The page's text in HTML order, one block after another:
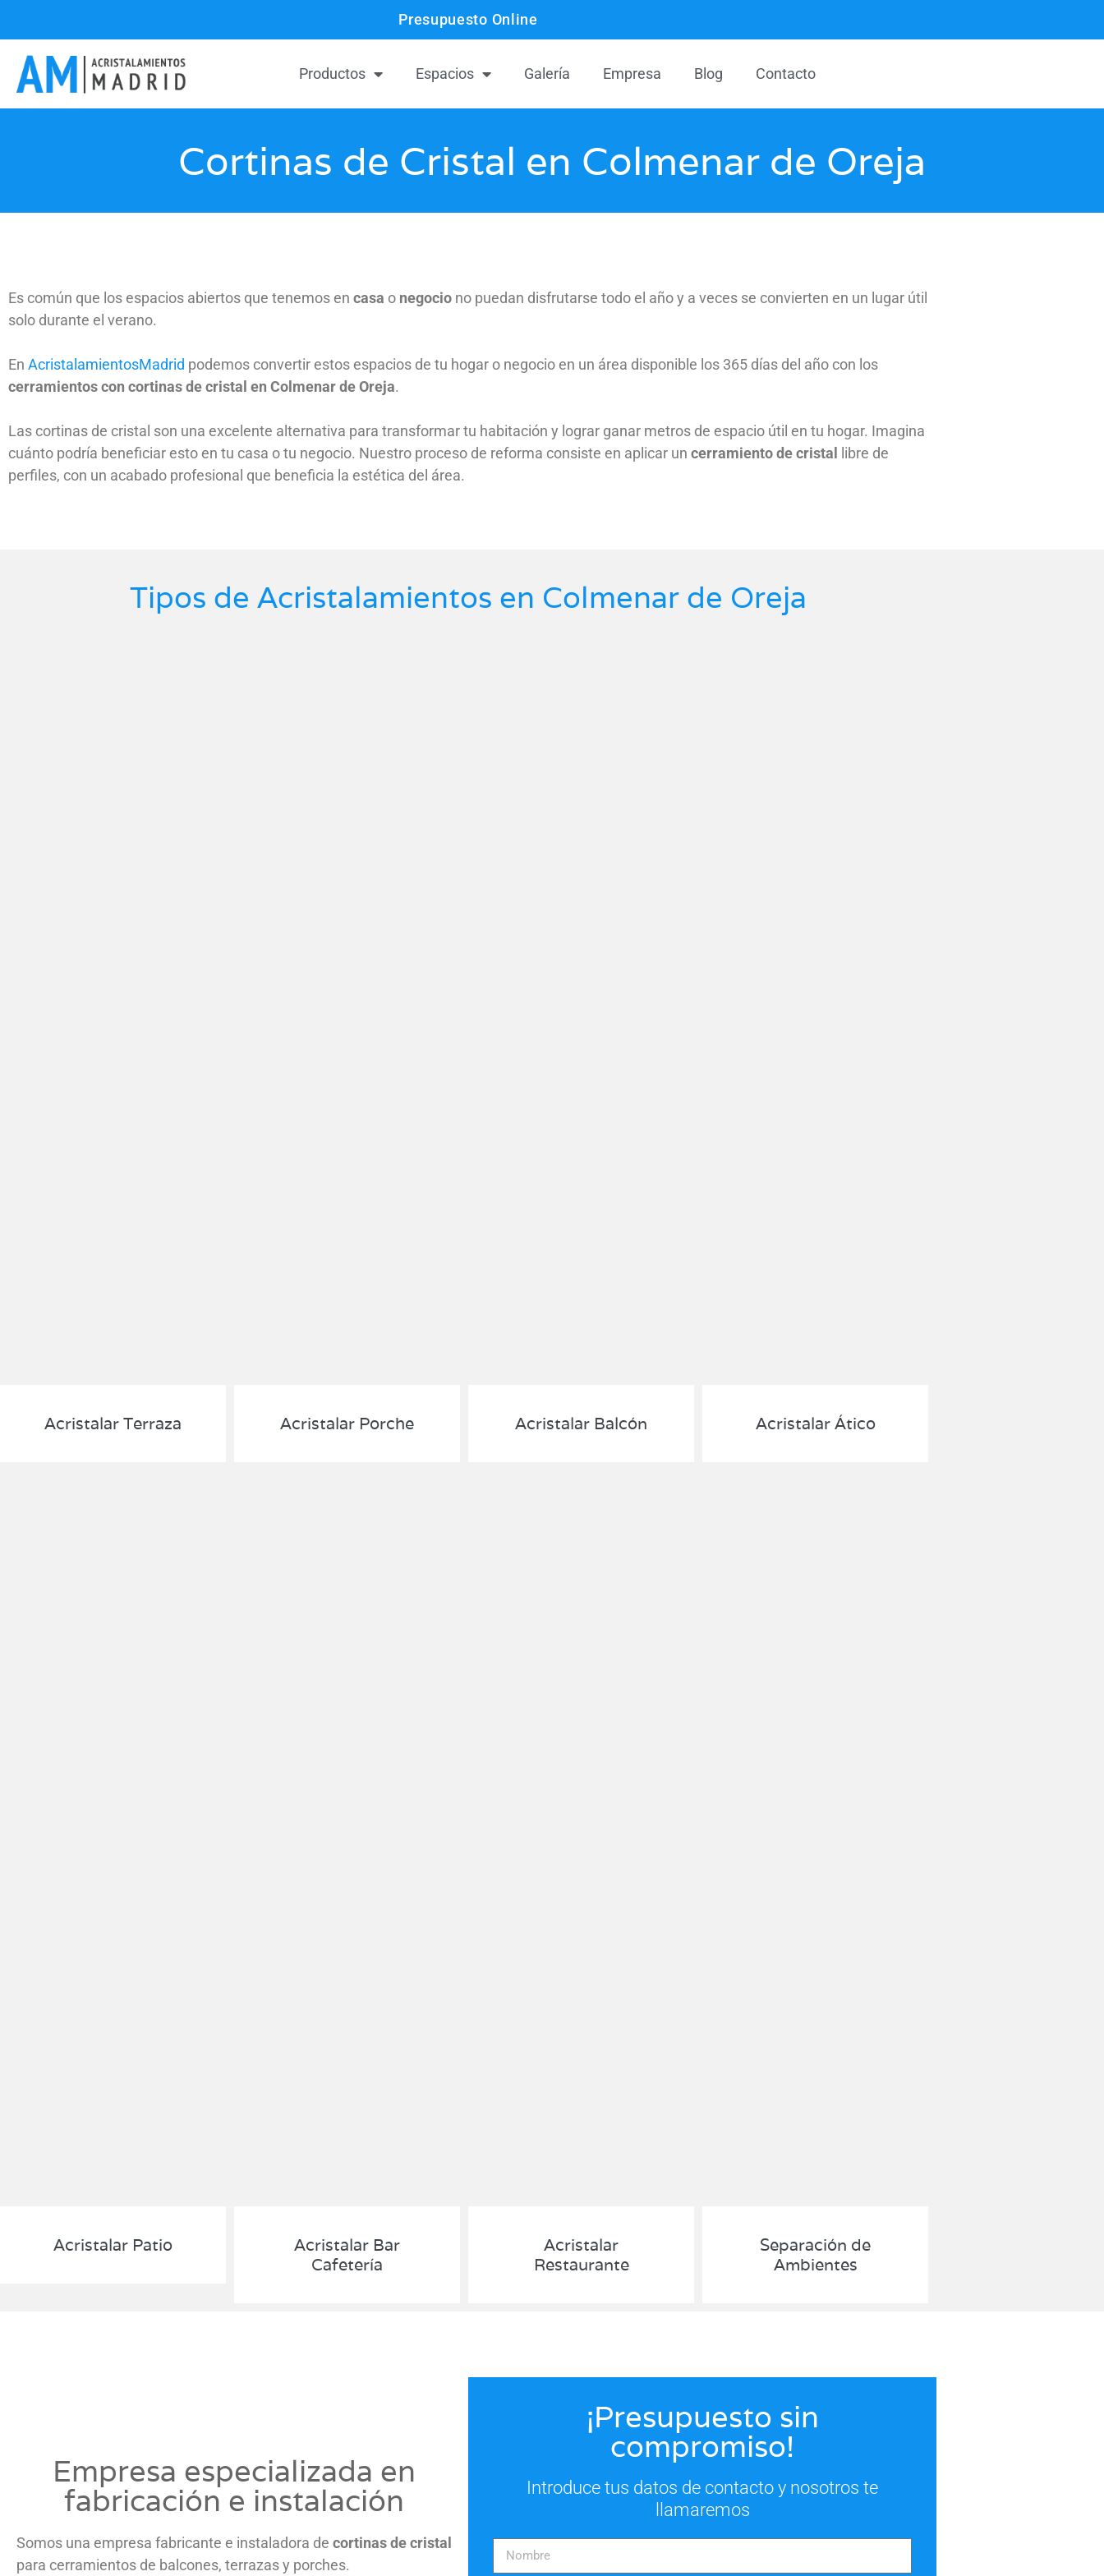
Presupuesto Online
Productos Espacios Galería Empresa Blog Contacto
Cortinas de Cristal en Colmenar de Oreja
Es común que los espacios abiertos que tenemos en casa o negocio no puedan disfrutarse todo el año y a veces se convierten en un lugar útil
solo durante el verano.
En AcristalamientosMadrid podemos convertir estos espacios de tu hogar o negocio en un área disponible los 365 días del año con los
cerramientos con cortinas de cristal en Colmenar de Oreja.
Las cortinas de cristal son una excelente alternativa para transformar tu habitación y lograr ganar metros de espacio útil en tu hogar. Imagina
cuánto podría beneficiar esto en tu casa o tu negocio. Nuestro proceso de reforma consiste en aplicar un cerramiento de cristal
libre de
perfiles, con un acabado profesional que beneficia la estética del área.
Tipos de Acristalamientos en Colmenar de Oreja
Acristalar Terraza Acristalar Porche Acristalar Balcón Acristalar Ático
Acristalar Patio
Acristalar Bar
Cafetería
Acristalar
Restaurante
Separación de
Ambientes
Empresa especializada en
fabricación e instalación
Somos una empresa fabricante e instaladora de cortinas de cristal
para cerramientos de balcones, terrazas y porches.
¡Presupuesto sin
compromiso!
Introduce tus datos de contacto y nosotros te
llamaremos